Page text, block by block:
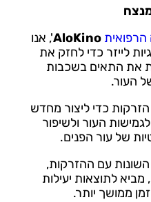
AloKino
', אנו
לייזר כדי לחזק את
את התאים בשכבות
העור.
כדי ליצור מחדש
העור ולשיפור
של עור הפנים.
השונות עם ההזרקות,
לתוצאות יעילות
ממושך יותר.